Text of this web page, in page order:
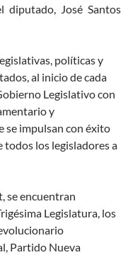
diputado, José Santos
políticas y
al inicio de cada
Legislativo con
y
se impulsan con éxito
los legisladores a
se encuentran
Legislatura, los
Partido Nueva